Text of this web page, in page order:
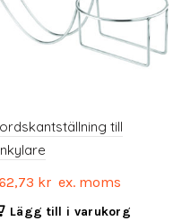
till
kr ex. moms
Lägg till i varukorg